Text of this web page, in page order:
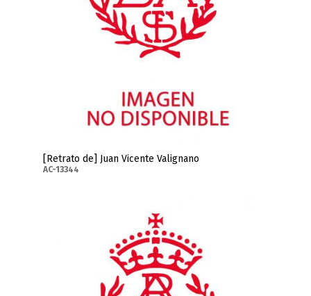
[Retrato de] Juan Vicente Valignano
AC-13344